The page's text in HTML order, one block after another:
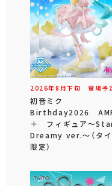
2026年8 月下旬 登場予
初音ミク
Birthday2026
＋ フィギュア～
Dreamy ver.～（タ
限定）